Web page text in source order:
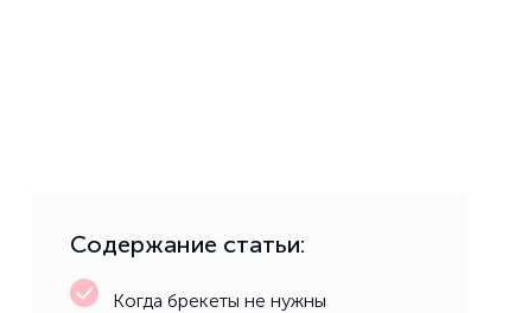
Содержание статьи:
Когда брекеты не нужны